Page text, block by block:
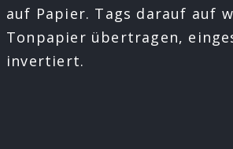
auf Papier. Tags darauf auf
Tonpapier übertragen,
invertiert.